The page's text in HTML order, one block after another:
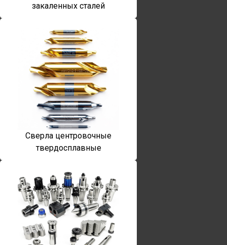
закаленных сталей
Сверла центровочные
твердосплавные